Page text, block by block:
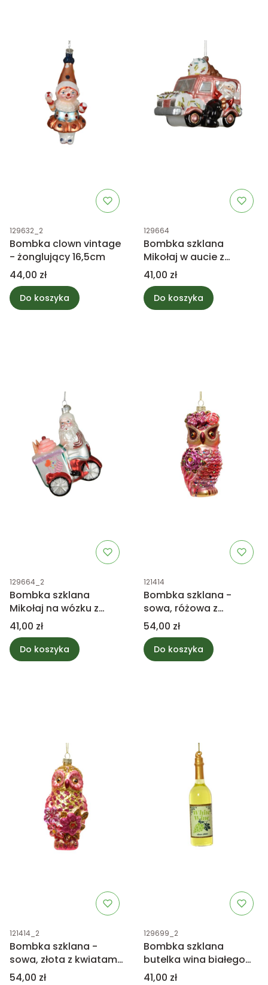
Kod produktu
129632_2
Bombka clown vintage
- żonglujący 16,5cm
Cena
44,00 zł
Do koszyka
Kod produktu
129664
Bombka szklana
Mikołaj w aucie z
lodami 10,8cm
Cena
41,00 zł
Do koszyka
Kod produktu
129664_2
Bombka szklana
Mikołaj na wózku z
lodami 10,8cm
Cena
41,00 zł
Do koszyka
Kod produktu
121414
Bombka szklana -
sowa, różowa z
kwiatami i brokatem
Cena
54,00 zł
Do koszyka
Kod produktu
121414_2
Bombka szklana -
sowa, złota z kwiatami i
brokatem
Cena
54,00 zł
Kod produktu
129699_2
Bombka szklana
butelka wina białego
14cm
Cena
41,00 zł